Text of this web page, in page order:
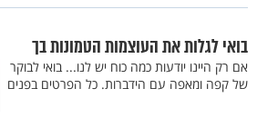
בואי לגלות את העוצמות הטמונות בך
אם רק היינו יודעות כמה כוח יש לנו... בואי לבוקר
של קפה ומאפה עם הידברות. כל הפרטים בפנים